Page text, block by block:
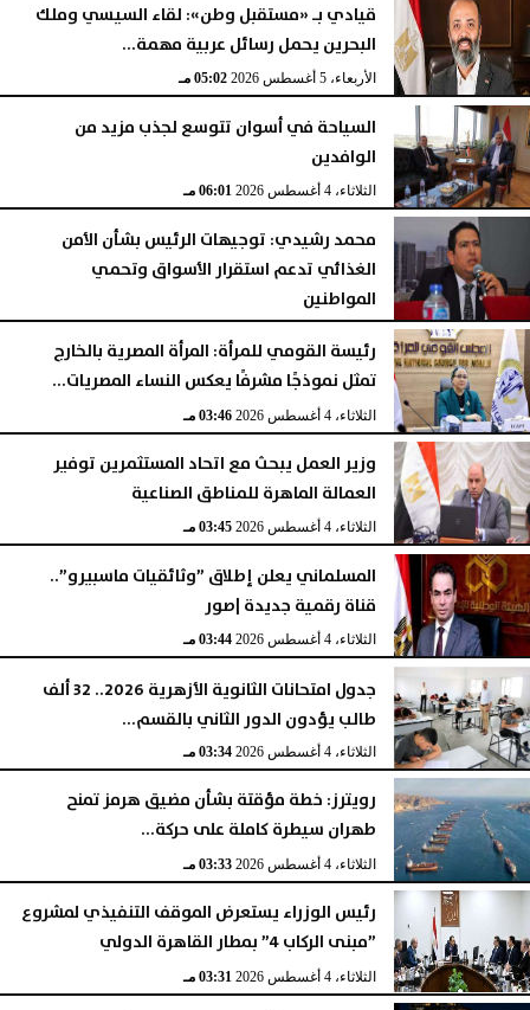
قيادي بـ «مستقبل وطن»: لقاء السيسي وملك
البحرين يحمل رسائل عربية مهمة...
الأربعاء، 5 أغسطس 2026 05:02 مـ
السياحة في أسوان تتوسع لجذب مزيد من
الوافدين
الثلاثاء، 4 أغسطس 2026 06:01 مـ
محمد رشيدي: توجيهات الرئيس بشأن الأمن
الغذائي تدعم استقرار الأسواق وتحمي
المواطنين
الثلاثاء، 4 أغسطس 2026
رئيسة القومي للمرأة: المرأة المصرية بالخارج
تمثل نموذجًا مشرفًا يعكس النساء المصريات...
الثلاثاء، 4 أغسطس 2026 03:46 مـ
وزير العمل يبحث مع اتحاد المستثمرين توفير
العمالة الماهرة للمناطق الصناعية
الثلاثاء، 4 أغسطس 2026 03:45 مـ
المسلماني يعلن إطلاق ”وثائقيات ماسبيرو”..
قناة رقمية جديدة |صور
الثلاثاء، 4 أغسطس 2026 03:44 مـ
جدول امتحانات الثانوية الأزهرية 2026.. 32 ألف
طالب يؤدون الدور الثاني بالقسم...
الثلاثاء، 4 أغسطس 2026 03:34 مـ
رويترز: خطة مؤقتة بشأن مضيق هرمز تمنح
طهران سيطرة كاملة على حركة...
الثلاثاء، 4 أغسطس 2026 03:33 مـ
رئيس الوزراء يستعرض الموقف التنفيذي لمشروع
”مبنى الركاب 4” بمطار القاهرة الدولي
الثلاثاء، 4 أغسطس 2026 03:31 مـ